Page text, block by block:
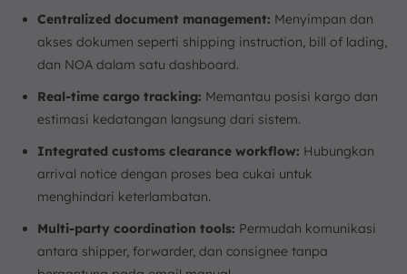
Centralized document management: Menyimpan dan
akses dokumen seperti shipping instruction, bill of lading,
dan NOA dalam satu dashboard.
Real-time cargo tracking: Memantau posisi kargo dan
estimasi kedatangan langsung dari sistem.
Integrated customs clearance workflow: Hubungkan
arrival notice dengan proses bea cukai untuk
menghindari keterlambatan.
Multi-party coordination tools: Permudah komunikasi
antara shipper, forwarder, dan consignee tanpa